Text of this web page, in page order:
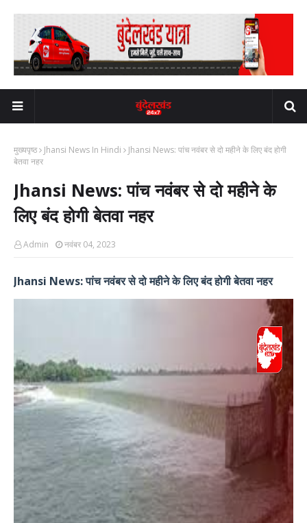
मुख्यपृष्ठ Jhansi News In Hindi
Jhansi News: पांच नवंबर से दो महीने के लिए बंद होगी
बेतवा नहर
Jhansi News: पांच नवंबर से दो महीने के
लिए बंद होगी बेतवा नहर
Admin नवंबर 04, 2023
Jhansi News: पांच नवंबर से दो महीने के लिए बंद होगी बेतवा नहर